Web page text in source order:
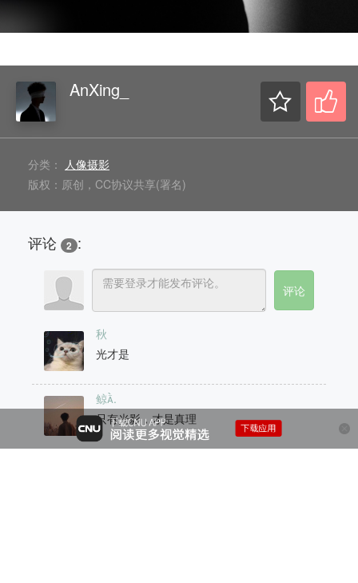
AnXing_
分类： 人像摄影
版权：原创，CC协议共享(署名)
评论 2 :
秋
光才是
鲸.
只有光影，才是真理